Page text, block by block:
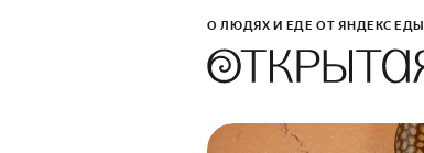
О ЛЮДЯХ И ЕДЕ ОТ ЯНДЕКС ЕДЫ